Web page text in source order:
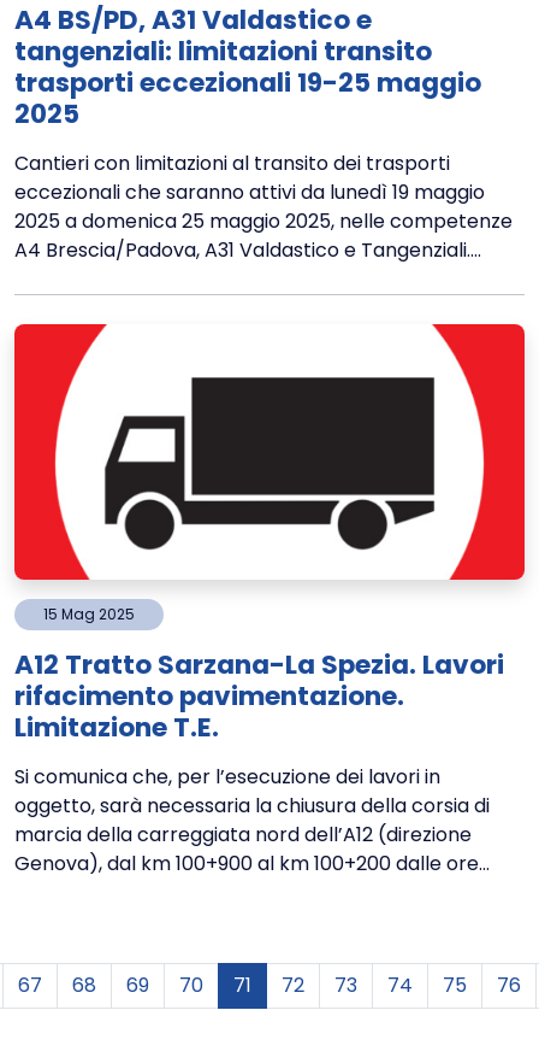
A4 BS/PD, A31 Valdastico e
tangenziali: limitazioni transito
trasporti eccezionali 19-25 maggio
2025
Cantieri con limitazioni al transito dei trasporti
eccezionali che saranno attivi da lunedì 19 maggio
2025 a domenica 25 maggio 2025, nelle competenze
A4 Brescia/Padova, A31 Valdastico e Tangenziali....
15 Mag 2025
A12 Tratto Sarzana-La Spezia. Lavori
rifacimento pavimentazione.
Limitazione T.E.
Si comunica che, per l’esecuzione dei lavori in
oggetto, sarà necessaria la chiusura della corsia di
marcia della carreggiata nord dell’A12 (direzione
Genova), dal km 100+900 al km 100+200 dalle ore...
67 68 69 70 71 72 73 74 75 76